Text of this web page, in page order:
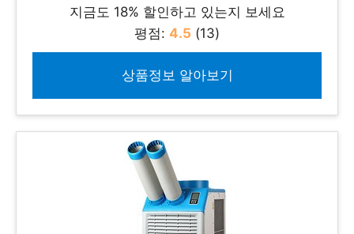
지금도 18% 할인하고 있는지 보세요
평점: 4.5 (13)
상품정보 알아보기